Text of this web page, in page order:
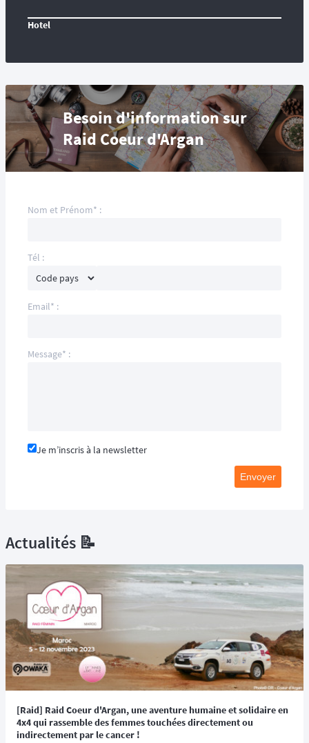
Hotel
Besoin d'information sur
Raid Coeur d'Argan
Nom et Prénom* :
Tél :
Email* :
Message* :
Je m’inscris à la newsletter
Envoyer
Actualités 📝
[Raid] Raid Coeur d'Argan, une aventure humaine et solidaire en
4x4 qui rassemble des femmes touchées directement ou
indirectement par le cancer !